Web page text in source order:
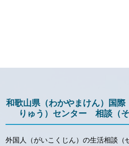
和歌山県（わかやまけん）国際
りゅう）センター 相談（
外国人（がいこくじん）の生活相談（